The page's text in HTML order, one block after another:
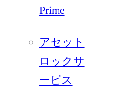
Prime
アセット
ロックサ
ービス